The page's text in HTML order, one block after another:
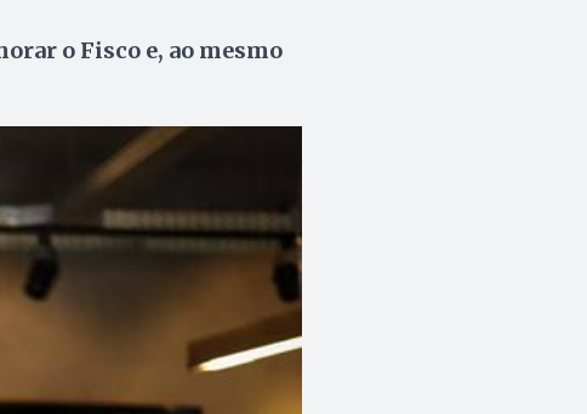
o Fisco e, ao mesmo